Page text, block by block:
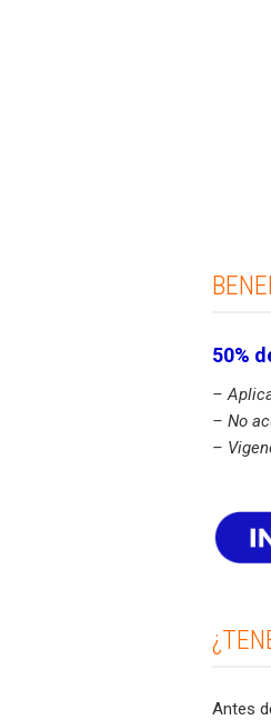
50%
–
– No
–
Antes